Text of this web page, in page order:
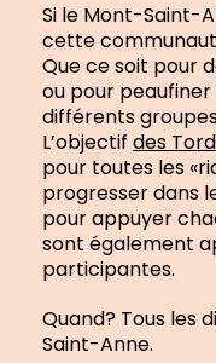
Si le Mont-Saint-
cette
Que ce soit pour
ou pour
différents
L’objectif des
pour toutes les
progresser dans
pour appuyer
sont également
participantes.
Quand? Tous les
Saint-Anne.